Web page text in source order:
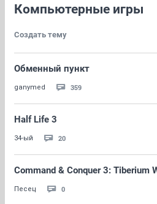
Компьютерные игры
Создать тему
Обменный пункт
ganymed 359
Half Life 3
34-ый 20
Command & Conquer 3: Tiberium
Песец 0